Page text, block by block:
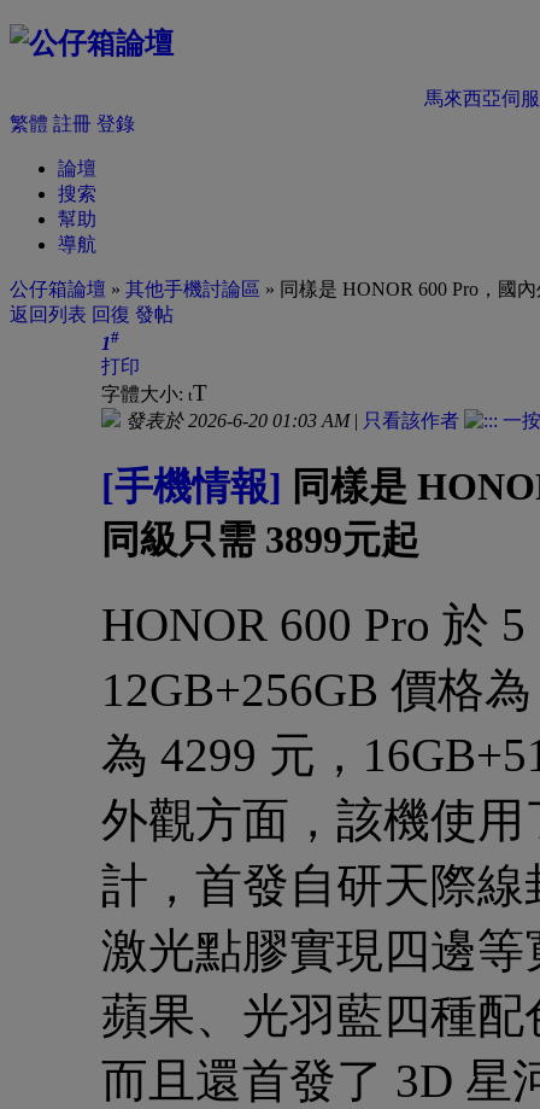
馬來西亞伺
繁體 註冊 登錄
論壇
搜索
幫助
導航
公仔箱論壇 » 其他手機討論區 » 同樣是 HONOR 600 Pro，國
返回列表 回復 發帖
1#
打印
字體大小: tT
發表於 2026-6-20 01:03 AM| 只看該作者
[手機情報] 同樣是
同級只需 3899元起
HONOR 600 Pro 於
12GB+256GB 價格
為 4299 元，
外觀方面，該機使用
計，首發自研天際
激光點膠實現四邊
蘋果、光羽藍四種
而且還首發了 3D 星